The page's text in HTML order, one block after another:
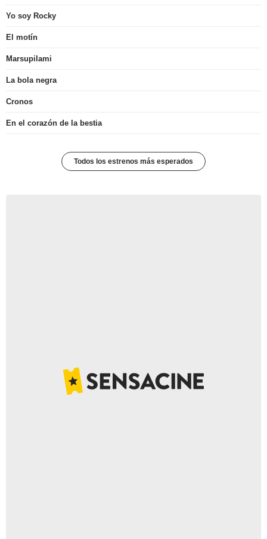
Yo soy Rocky
El motín
Marsupilami
La bola negra
Cronos
En el corazón de la bestia
Todos los estrenos más esperados